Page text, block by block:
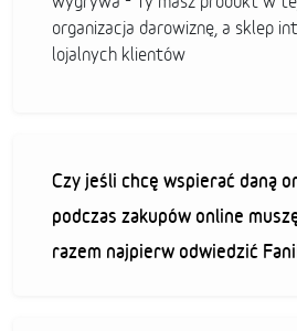
organizacja darowiznę, a sklep
lojalnych klientów
Czy jeśli chcę wspierać daną
podczas zakupów online
razem najpierw odwiedzić